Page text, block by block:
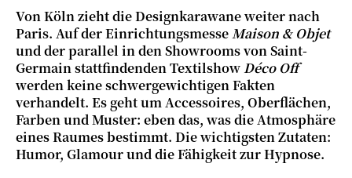
Von Köln zieht die Designkarawane weiter nach
Paris. Auf der EinrichtungsmesseMaison & Objet
und der parallel in den Showrooms von Saint-
Germain stattfindenden TextilshowDéco Off
werden keine schwergewichtigen Fakten
verhandelt. Es geht um Accessoires, Oberflächen,
Farben und Muster: eben das, was die Atmosphäre
eines Raumes bestimmt. Die wichtigsten Zutaten:
Humor, Glamour und die Fähigkeit zur Hypnose.